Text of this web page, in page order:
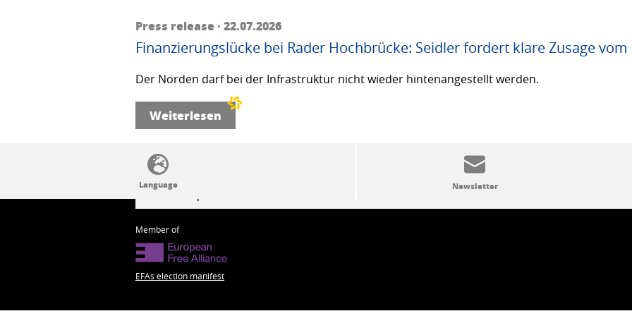
Press release · 22.07.2026
Finanzierungslücke bei Rader Hochbrücke: Seidler fordert klare Zusage
Der Norden darf bei der Infrastruktur nicht wieder hintenangestellt werden.
Weiterlesen
SSW politics from A to Z
Member of
EFAs election manifest